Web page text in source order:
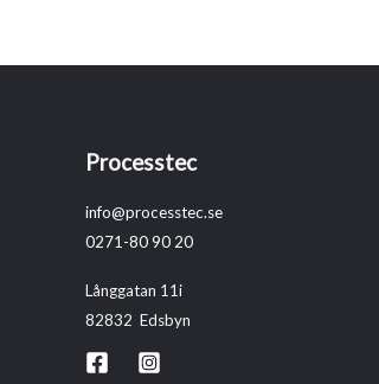
Processtec
info@processtec.se
0271-80 90 20
Långgatan 11i
82832 Edsbyn